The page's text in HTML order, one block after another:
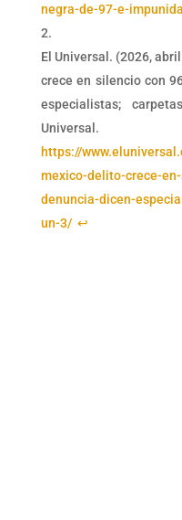
negra-de-97-e-
El Universal. (2026,
crece en silencio con
especialistas;
Universal.
https://
mexico-delito-crece-
denuncia-dicen-
un-3/ ↩︎